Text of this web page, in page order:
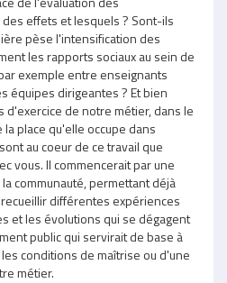
effets et lesquels ? Sont-ils
pèse l'intensification des
les rapports sociaux au sein de
exemple entre enseignants
équipes dirigeantes ? Et bien
de notre métier, dans le
place qu'elle occupe dans
au coeur de ce travail que
vous. Il commencerait par une
communauté, permettant déjà
différentes expériences
et les évolutions qui se dégagent
public qui servirait de base à
conditions de maîtrise ou d'une
métier.